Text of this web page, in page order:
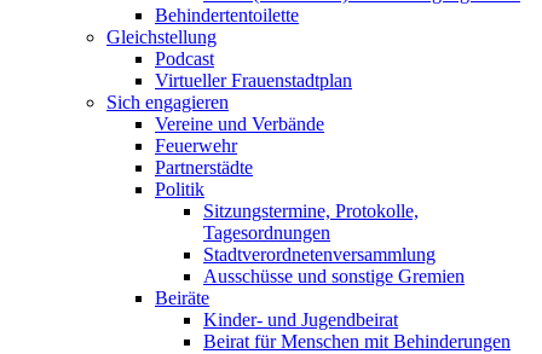
Behindertentoilette
Gleichstellung
Podcast
Virtueller Frauenstadtplan
Sich engagieren
Vereine und Verbände
Feuerwehr
Partnerstädte
Politik
Sitzungstermine, Protokolle,
Tagesordnungen
Stadtverordnetenversammlung
Ausschüsse und sonstige Gremien
Beiräte
Kinder- und Jugendbeirat
Beirat für Menschen mit Behinderungen